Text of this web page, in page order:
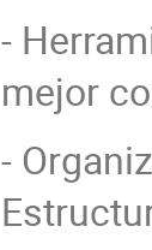
-
mejor
-